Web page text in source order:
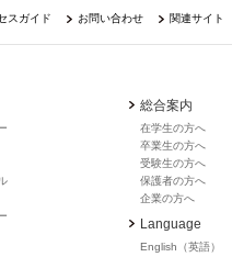
スガイド お問い合わせ 関連サイト
総合案内
在学生の方へ
卒業生の方へ
受験生の方へ
保護者の方へ
企業の方へ
Language
English（英語）